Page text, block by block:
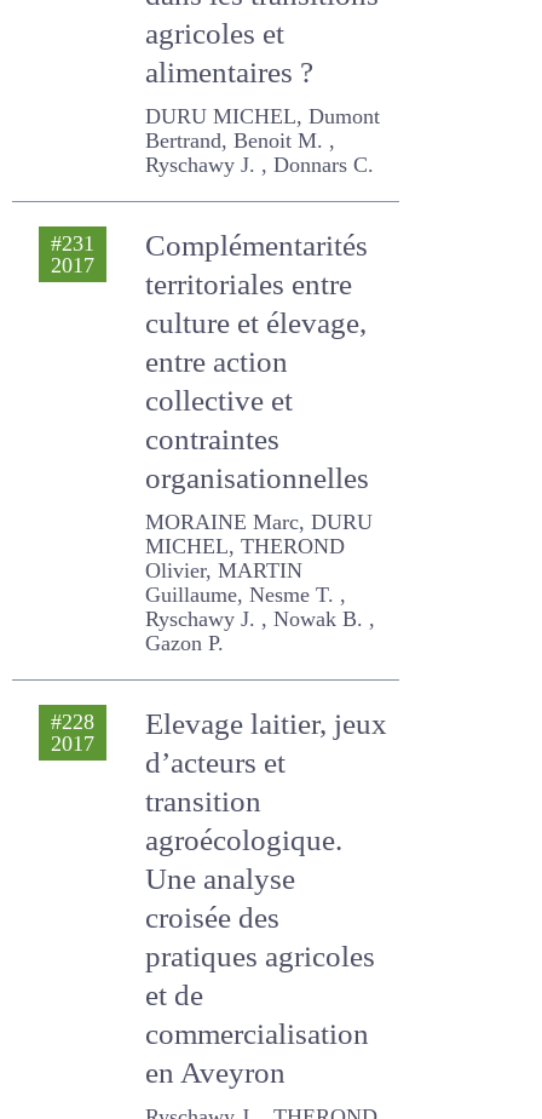
transitions
agricoles et
alimentaires ?
DURU MICHEL, Dumont
Complémentarités
territoriales entre
culture et élevage,
entre action
collective et
contraintes
organisationnelles
MORAINE Marc, DURU
MICHEL, THEROND Olivier,
MARTIN Guillaume, Nesme
T. , Ryschawy J. , Nowak B. ,
#228
2017
Elevage laitier, jeux
d’acteurs et
transition
agroécologique.
Une analyse
croisée des
pratiques agricoles
et de
commercialisation
en Aveyron